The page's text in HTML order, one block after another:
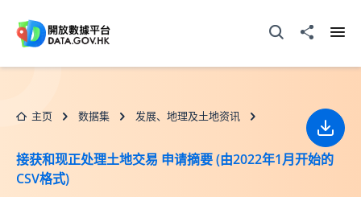
打开搜寻器分享至
主页 数据集 发展、地理及土地资讯
接获和现正处理土地交易 申请摘要 (由2022年1月开始的
CSV格式)
下载